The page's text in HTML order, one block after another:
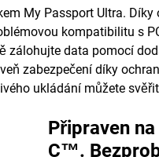
My Passport Ultra.
kompatibilitu s
zálohujte data pomocí
zabezpečení díky
ukládání můžete
Připraven
C™.